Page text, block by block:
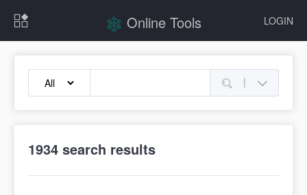
LOGIN
Online Tools
|
1934 search results